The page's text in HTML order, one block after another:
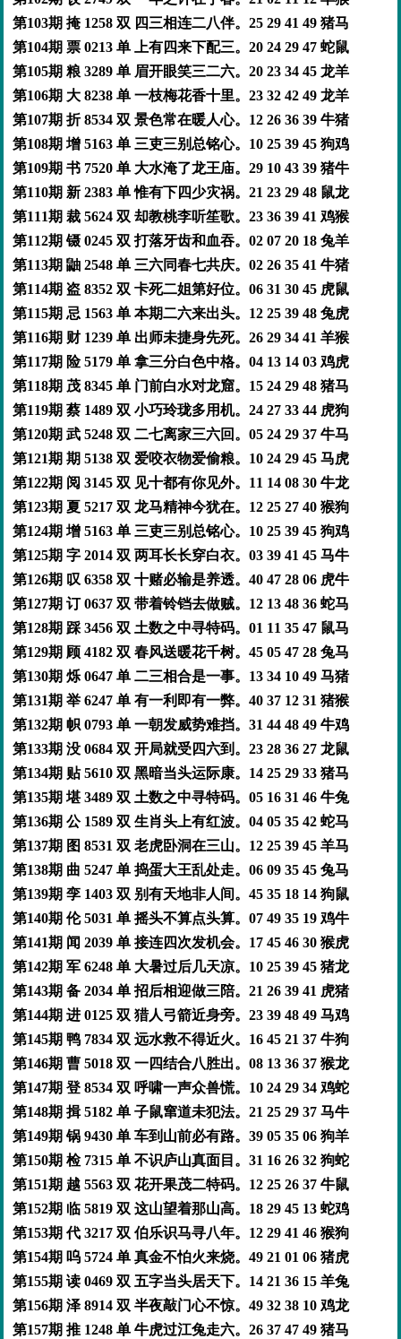
第103期 掩 1258 双 四三相连二八伴。25 29 41 49 猪马
第104期 票 0213 单 上有四来下配三。20 24 29 47 蛇鼠
第105期 粮 3289 单 眉开眼笑三二六。20 23 34 45 龙羊
第106期 大 8238 单 一枝梅花香十里。23 32 42 49 龙羊
第107期 折 8534 双 景色常在暖人心。12 26 36 39 牛猪
第108期 增 5163 单 三吏三别总铭心。10 25 39 45 狗鸡
第109期 书 7520 单 大水淹了龙王庙。29 10 43 39 猪牛
第110期 新 2383 单 惟有下四少灾祸。21 23 29 48 鼠龙
第111期 裁 5624 双 却教桃李听笙歌。23 36 39 41 鸡猴
第112期 镊 0245 双 打落牙齿和血吞。02 07 20 18 兔羊
第113期 鼬 2548 单 三六同春七共庆。02 26 35 41 牛猪
第114期 盗 8352 双 卡死二姐第好位。06 31 30 45 虎鼠
第115期 忌 1563 单 本期二六来出头。12 25 39 48 兔虎
第116期 财 1239 单 出师未捷身先死。26 29 34 41 羊猴
第117期 险 5179 单 拿三分白色中格。04 13 14 03 鸡虎
第118期 茂 8345 单 门前白水对龙窟。15 24 29 48 猪马
第119期 蔡 1489 双 小巧玲珑多用机。24 27 33 44 虎狗
第120期 武 5248 双 二七离家三六回。05 24 29 37 牛马
第121期 期 5138 双 爱咬衣物爱偷粮。10 24 29 45 马虎
第122期 阅 3145 双 见十都有你见外。11 14 08 30 牛龙
第123期 夏 5217 双 龙马精神今犹在。12 25 27 40 猴狗
第124期 增 5163 单 三吏三别总铭心。10 25 39 45 狗鸡
第125期 字 2014 双 两耳长长穿白衣。03 39 41 45 马牛
第126期 叹 6358 双 十赌必输是养透。40 47 28 06 虎牛
第127期 订 0637 双 带着铃铛去做贼。12 13 48 36 蛇马
第128期 踩 3456 双 土数之中寻特码。01 11 35 47 鼠马
第129期 顾 4182 双 春风送暖花千树。45 05 47 28 兔马
第130期 烁 0647 单 二三相合是一事。13 34 10 49 马猪
第131期 举 6247 单 有一利即有一弊。40 37 12 31 猪猴
第132期 帜 0793 单 一朝发威势难挡。31 44 48 49 牛鸡
第133期 没 0684 双 开局就受四六到。23 28 36 27 龙鼠
第134期 贴 5610 双 黑暗当头运际康。14 25 29 33 猪马
第135期 堪 3489 双 土数之中寻特码。05 16 31 46 牛兔
第136期 公 1589 双 生肖头上有红波。04 05 35 42 蛇马
第137期 图 8531 双 老虎卧洞在三山。12 25 39 45 羊马
第138期 曲 5247 单 捣蛋大王乱处走。06 09 35 45 兔马
第139期 孪 1403 双 别有天地非人间。45 35 18 14 狗鼠
第140期 伦 5031 单 摇头不算点头算。07 49 35 19 鸡牛
第141期 闻 2039 单 接连四次发机会。17 45 46 30 猴虎
第142期 军 6248 单 大暑过后几天凉。10 25 39 45 猪龙
第143期 备 2034 单 招后相迎做三陪。21 26 39 41 虎猪
第144期 进 0125 双 猎人弓箭近身旁。23 39 48 49 马鸡
第145期 鸭 7834 双 远水救不得近火。16 45 21 37 牛狗
第146期 曹 5018 双 一四结合八胜出。08 13 36 37 猴龙
第147期 登 8534 双 呼啸一声众兽慌。10 24 29 34 鸡蛇
第148期 揖 5182 单 子鼠窜道未犯法。21 25 29 37 马牛
第149期 锅 9430 单 车到山前必有路。39 05 35 06 狗羊
第150期 检 7315 单 不识庐山真面目。31 16 26 32 狗蛇
第151期 越 5563 双 花开果茂二特码。12 25 26 37 牛鼠
第152期 临 5819 双 这山望着那山高。18 29 45 13 蛇鸡
第153期 代 3217 双 伯乐识马寻八年。12 29 41 46 猴狗
第154期 呜 5724 单 真金不怕火来烧。49 21 01 06 猪虎
第155期 读 0469 双 五字当头居天下。14 21 36 15 羊兔
第156期 泽 8914 双 半夜敲门心不惊。49 32 38 10 鸡龙
第157期 推 1248 单 牛虎过江兔走六。26 37 47 49 猪马